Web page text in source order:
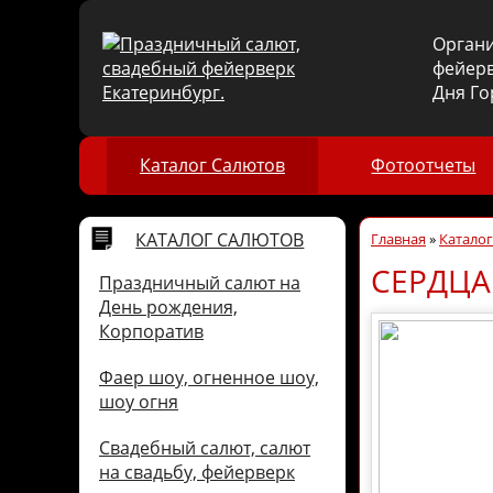
Дня
Каталог Салютов Фотоотчеты
КАТАЛОГ САЛЮТОВ
Праздничный салют на
День рождения,
Корпоратив
Фаер шоу, огненное шоу,
шоу огня
Свадебный салют, салют
на свадьбу, фейерверк
Главная»